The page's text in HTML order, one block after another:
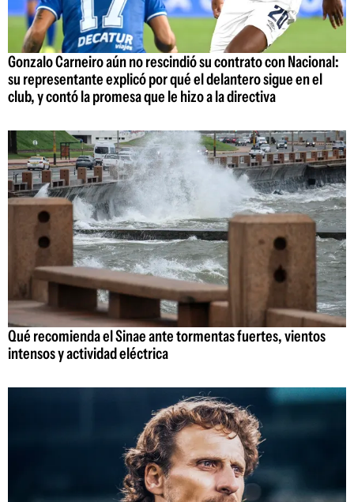
Gonzalo Carneiro aún no rescindió su contrato con Nacional:
su representante explicó por qué el delantero sigue en el
club, y contó la promesa que le hizo a la directiva
Qué recomienda el Sinae ante tormentas fuertes, vientos
intensos y actividad eléctrica